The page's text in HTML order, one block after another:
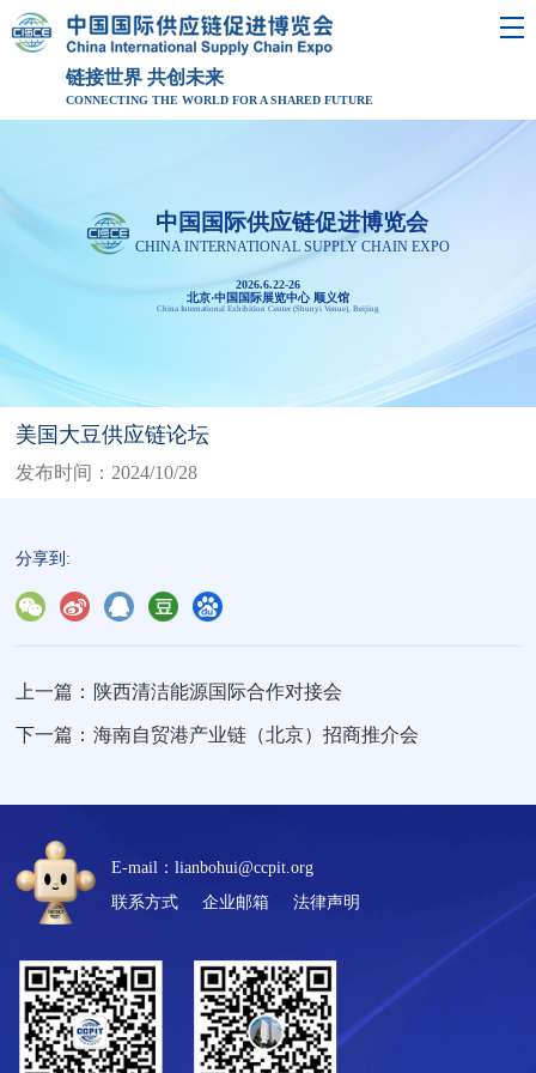
链接世界 共创未来
CONNECTING THE WORLD FOR A SHARED FUTURE
中国国际供应链促进博览会
CHINA INTERNATIONAL SUPPLY CHAIN EXPO
2026.6.22-26
北京·中国国际展览中心 顺义馆
China International Exhibition Center (Shunyi Venue), Beijing
美国大豆供应链论坛
发布时间：2024/10/28
分享到:
上一篇： 陕西清洁能源国际合作对接会
下一篇： 海南自贸港产业链（北京）招商推介会
E-mail：lianbohui@ccpit.org
联系方式
企业邮箱 法律声明